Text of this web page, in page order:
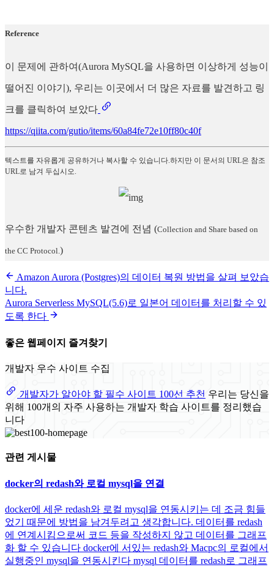
Reference
이 문제에 관하여(Aurora MySQL을 사용하면 이상하게 성능이
떨어진 이야기), 우리는 이곳에서 더 많은 자료를 발견하고 링
크를 클릭하여 보았다
https://qiita.com/gutio/items/60a84fe72e10ff80c40f
텍스트를 자유롭게 공유하거나 복사할 수 있습니다.하지만 이 문서의 URL은 참조
URL로 남겨 두십시오.
우수한 개발자 콘텐츠 발견에 전념 (Collection and Share based on
the CC Protocol.)
Amazon Aurora (Postgres)의 데이터 복원 방법을 살펴 보았습
니다.
Aurora Serverless MySQL(5.6)로 일본어 데이터를 처리할 수 있
도록 한다
좋은 웹페이지 즐겨찾기
개발자 우수 사이트 수집
개발자가 알아야 할 필수 사이트 100선 추천 우리는 당신을
위해 100개의 자주 사용하는 개발자 학습 사이트를 정리했습
니다
관련 게시물
docker의 redash와 로컬 mysql을 연결
docker에 세운 redash와 로컬 mysql을 연동시키는 데 조금 힘들
었기 때문에 방법을 남겨두려고 생각합니다. 데이터를 redash
에 연계시킴으로써 코드 등을 작성하지 않고 데이터를 그래프
화 할 수 있습니다 docker에 서있는 redash와 Macpc의 로컬에서
실행중인 mysql을 연동시킨다 mysql 데이터를 redash로 그래프